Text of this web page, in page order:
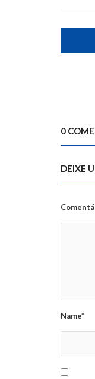
0
DEIXE
Name*